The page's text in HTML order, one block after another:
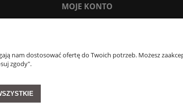
MOJE KONTO
nam dostosować ofertę do Twoich potrzeb. Możesz
zgody".